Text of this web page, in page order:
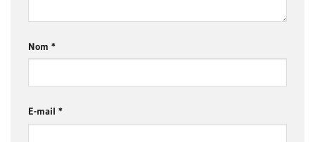
Nom *
E-mail *